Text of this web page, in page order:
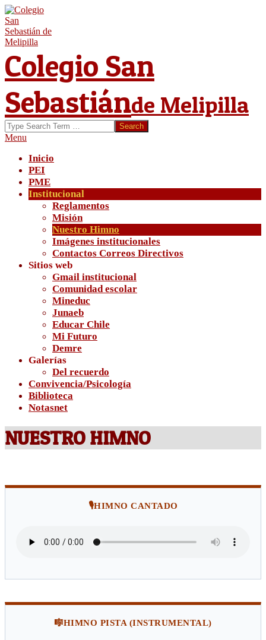
Skip
to
content
Colegio San
Sebastiánde Melipilla
Search
Secondary
Menu
Menu
Inicio
PEI
PME
Institucional
Reglamentos
Misión
Nuestro Himno
Imágenes institucionales
Contactos Correos Directivos
Sitios web
Gmail institucional
Comunidad escolar
Mineduc
Junaeb
Educar Chile
Mi Futuro
Demre
Galerías
Del recuerdo
Convivencia/Psicología
Biblioteca
Notasnet
NUESTRO HIMNO
🎙️HIMNO CANTADO
🎼HIMNO PISTA (INSTRUMENTAL)